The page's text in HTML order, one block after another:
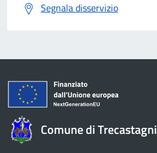
Segnala disservizio
Comune di Trecastagni